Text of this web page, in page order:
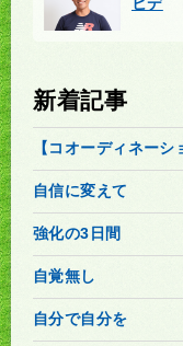
新着記事
【コオーディネーシ
自信に変えて
強化の3日間
自覚無し
自分で自分を